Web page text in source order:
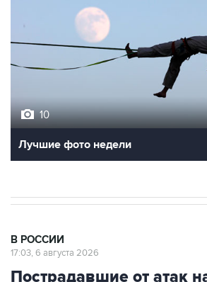
10
Лучшие фото недели
В РОССИИ
17:03, 6 августа 2026
Пострадавшие от атак